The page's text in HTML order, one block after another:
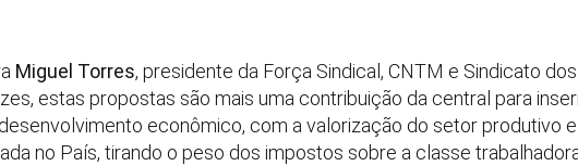
Miguel Torres, presidente da Força Sindical, CNTM e Sindicato
estas propostas são mais uma contribuição da central para
econômico, com a valorização do setor produtivo
no País, tirando o peso dos impostos sobre a classe